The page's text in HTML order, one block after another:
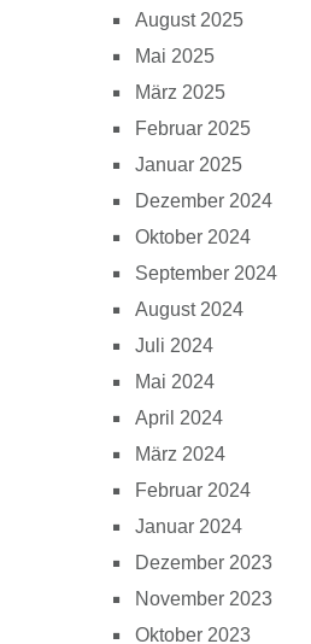
August 2025
Mai 2025
März 2025
Februar 2025
Januar 2025
Dezember 2024
Oktober 2024
September 2024
August 2024
Juli 2024
Mai 2024
April 2024
März 2024
Februar 2024
Januar 2024
Dezember 2023
November 2023
Oktober 2023